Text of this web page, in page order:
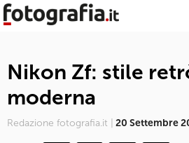
Nikon Zf: stile
moderna
Redazione fotografia.it | 20 Settembre